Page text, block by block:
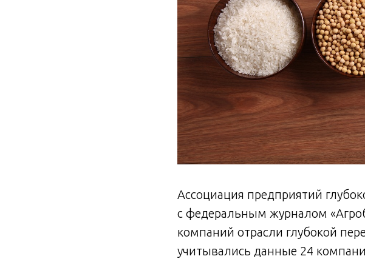
Ассоциация предприятий
с федеральным журналом
компаний отрасли глубокой
учитывались данные 24